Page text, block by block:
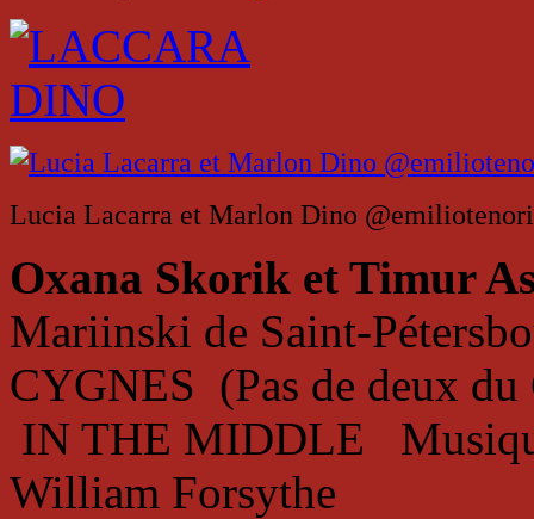
Lucia Lacarra et Marlon Dino
Oxana Skorik et Timur
Mariinski de Saint-
CYGNES (Pas de deux
IN THE MIDDLE
William Forsythe